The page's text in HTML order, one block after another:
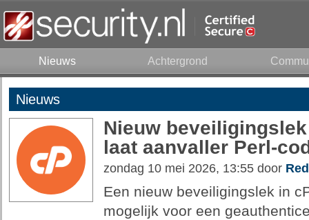
Nieuws Achtergrond
Nieuws
Nieuw
laat aanvaller Perl-
zondag 10 mei 2026, 13:55 door
Een nieuw beveiligingslek in
mogelijk voor een